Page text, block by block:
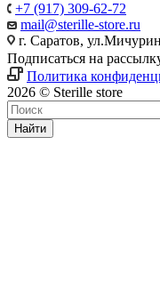
+7 (917) 309-62-72
mail@sterille-store.ru
г. Саратов,
Подписаться на
Политика
2026 © Sterille store
Найти